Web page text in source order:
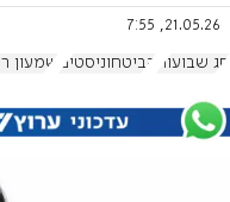
21.05.26, 7:55
חג שבועות הביטחוניסטים שמעון